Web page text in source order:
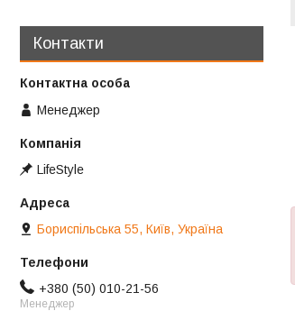
Контакти
Менеджер
LifeStyle
Бориспільська 55, Київ, Україна
+380 (50) 010-21-56
Менеджер